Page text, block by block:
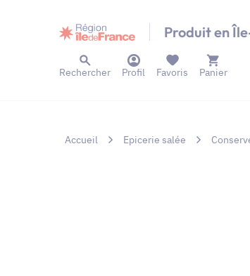
Produit en
Rechercher Profil Panier
Favoris
Accueil Epicerie salée